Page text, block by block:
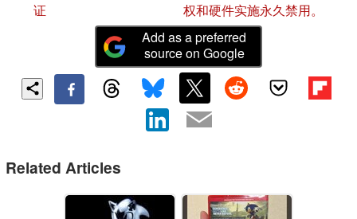
证
权和硬件实施永久禁用。
Add as a preferred
source on Google
Related Articles